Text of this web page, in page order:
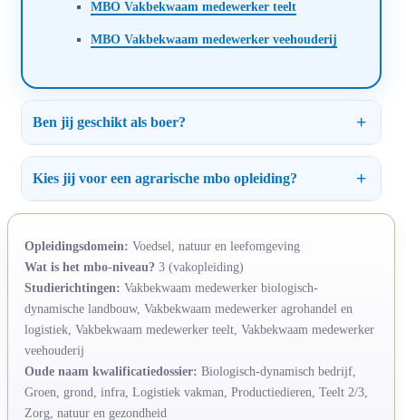
MBO Vakbekwaam medewerker teelt
MBO Vakbekwaam medewerker veehouderij
Ben jij geschikt als boer?
Kies jij voor een agrarische mbo opleiding?
Opleidingsdomein: Voedsel, natuur en leefomgeving
Wat is het mbo-niveau? 3 (vakopleiding)
Studierichtingen: Vakbekwaam medewerker biologisch-
dynamische landbouw, Vakbekwaam medewerker agrohandel en
logistiek, Vakbekwaam medewerker teelt, Vakbekwaam medewerker
veehouderij
Oude naam kwalificatiedossier: Biologisch-dynamisch bedrijf,
Groen, grond, infra, Logistiek vakman, Productiedieren, Teelt 2/3,
Zorg, natuur en gezondheid